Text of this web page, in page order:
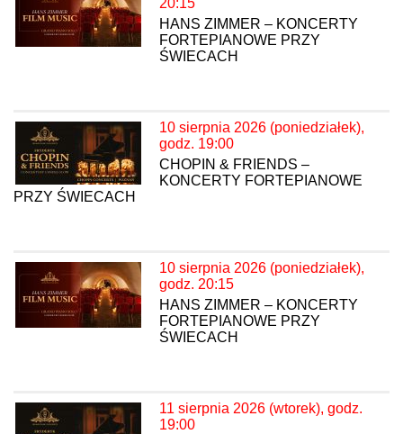
20:15
HANS ZIMMER – KONCERTY
FORTEPIANOWE PRZY
ŚWIECACH
10 sierpnia 2026 (poniedziałek),
godz. 19:00
CHOPIN & FRIENDS –
KONCERTY FORTEPIANOWE
PRZY ŚWIECACH
10 sierpnia 2026 (poniedziałek),
godz. 20:15
HANS ZIMMER – KONCERTY
FORTEPIANOWE PRZY
ŚWIECACH
11 sierpnia 2026 (wtorek), godz.
19:00